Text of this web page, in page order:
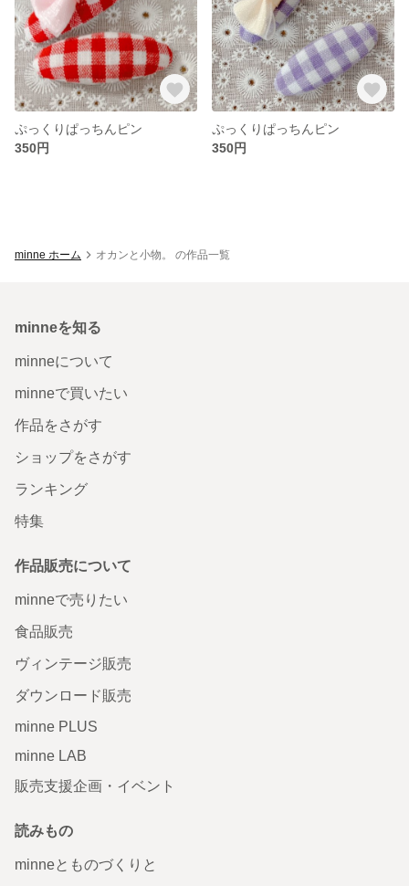
ぷっくりぱっちんピン
350円
ぷっくりぱっちんピン
350円
minne ホーム オカンと小物。 の作品一覧
minneを知る
minneについて
minneで買いたい
作品をさがす
ショップをさがす
ランキング
特集
作品販売について
minneで売りたい
食品販売
ヴィンテージ販売
ダウンロード販売
minne PLUS
minne LAB
販売支援企画・イベント
読みもの
minneとものづくりと